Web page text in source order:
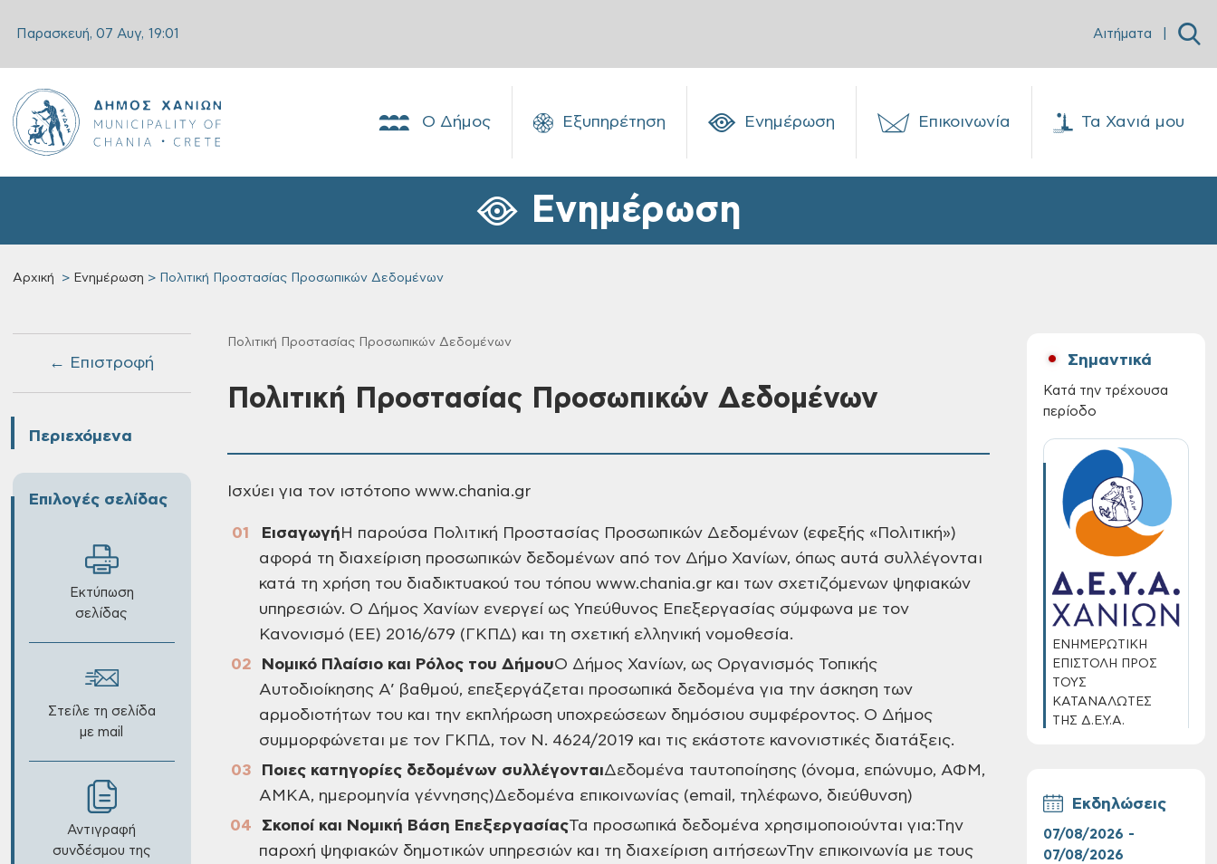
Παρασκευή, 07 Αυγ, 19:01 Αιτήματα
Ο Δήμος Εξυπηρέτηση Ενημέρωση Επικοινωνία Τα Χανιά μου
Ενημέρωση
Αρχική Ενημέρωση Πολιτική Προστασίας Προσωπικών Δεδομένων
← Επιστροφή
Περιεχόμενα
Επιλογές σελίδας
Εκτύπωση
σελίδας
Στείλε τη σελίδα
με mail
Αντιγραφή
συνδέσμου της
Πολιτική Προστασίας Προσωπικών Δεδομένων
Πολιτική Προστασίας Προσωπικών Δεδομένων
Ισχύει για τον ιστότοπο www.chania.gr
Εισαγωγή Η παρούσα Πολιτική Προστασίας Προσωπικών Δεδομένων (εφεξής «Πολιτική»)
αφορά τη διαχείριση προσωπικών δεδομένων από τον Δήμο Χανίων, όπως αυτά συλλέγονται
κατά τη χρήση του διαδικτυακού του τόπου www.chania.gr και των σχετιζόμενων ψηφιακών
υπηρεσιών. Ο Δήμος Χανίων ενεργεί ως Υπεύθυνος Επεξεργασίας σύμφωνα με τον
Κανονισμό (ΕΕ) 2016/679 (ΓΚΠΔ) και τη σχετική ελληνική νομοθεσία.
Νομικό Πλαίσιο και Ρόλος του ΔήμουΟ Δήμος Χανίων, ως Οργανισμός Τοπικής
Αυτοδιοίκησης Α’ βαθμού, επεξεργάζεται προσωπικά δεδομένα για την άσκηση των
αρμοδιοτήτων του και την εκπλήρωση υποχρεώσεων δημόσιου συμφέροντος. Ο Δήμος
συμμορφώνεται με τον ΓΚΠΔ, τον Ν. 4624/2019 και τις εκάστοτε κανονιστικές διατάξεις.
Ποιες κατηγορίες δεδομένων συλλέγονταιΔεδομένα ταυτοποίησης (όνομα, επώνυμο, ΑΦΜ,
ΑΜΚΑ, ημερομηνία γέννησης)Δεδομένα επικοινωνίας (email, τηλέφωνο, διεύθυνση)
Σκοποί και Νομική Βάση ΕπεξεργασίαςΤα προσωπικά δεδομένα χρησιμοποιούνται για:Την
παροχή ψηφιακών δημοτικών υπηρεσιών και τη διαχείριση αιτήσεωνΤην επικοινωνία με τους
Σημαντικά
Κατά την τρέχουσα
περίοδο
ΕΝΗΜΕΡΩΤΙΚΗ
ΕΠΙΣΤΟΛΗ ΠΡΟΣ
ΤΟΥΣ
ΚΑΤΑΝΑΛΩΤΕΣ
ΤΗΣ Δ.Ε.Υ.Α.
Εκδηλώσεις
07/08/2026 -
07/08/2026